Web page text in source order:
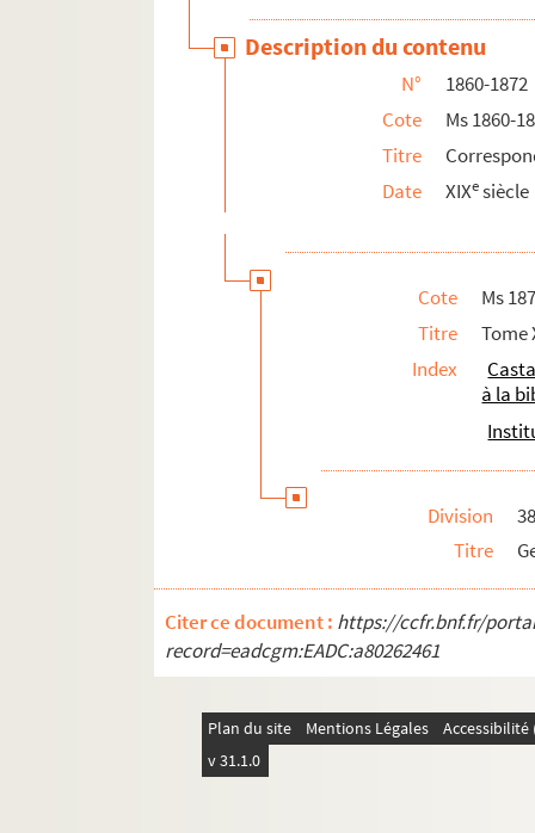
Ms 1871. Tome XII. Lettres adressées
Ms 1872. Tome XIII. Lettres
Description du contenu
N°
1860-1872
Cote
Ms 1860-
Titre
Date
XIXesiècle
Cote
Ms
Titre
Tome
Index
à la
Division
Titre
Citer ce document : https://ccfr.bnf.fr/
record=eadcgm:EADC:a80262461
Plan du site Mentions Légales
v 31.1.0